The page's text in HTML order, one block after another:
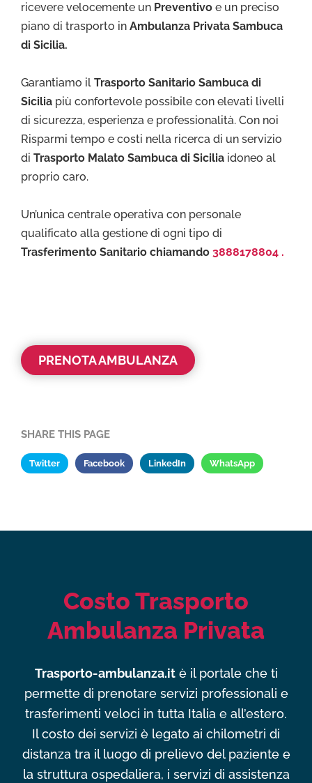
ricevere velocemente un Preventivo e un preciso
piano di trasporto in Ambulanza Privata Sambuca
di Sicilia.
Garantiamo il Trasporto Sanitario Sambuca di
Sicilia più confortevole possibile con elevati livelli
di sicurezza, esperienza e professionalità. Con noi
Risparmi tempo e costi nella ricerca di un servizio
di Trasporto Malato Sambuca di Sicilia idoneo al
proprio caro.
Un’unica centrale operativa con personale
qualificato alla gestione di ogni tipo di
Trasferimento Sanitario chiamando 3888178804 .
PRENOTA AMBULANZA
SHARE THIS PAGE
Twitter Facebook LinkedIn WhatsApp
Costo Trasporto
Ambulanza Privata
Trasporto-ambulanza.itè il portale che ti
permette di prenotare servizi professionali e
trasferimenti veloci in tutta Italia e all’estero.
Il costo dei servizi è legato ai chilometri di
distanza tra il luogo di prelievo del paziente e
la struttura ospedaliera, i servizi di assistenza